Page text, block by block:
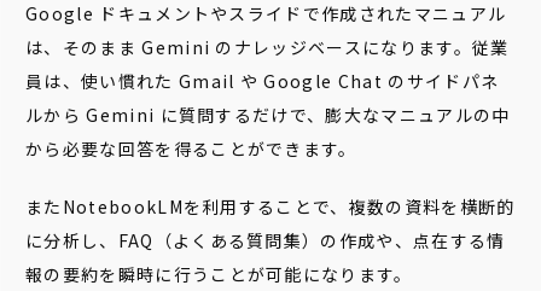
Google ドキュメントやスライドで作成されたマニュアル
は、そのまま Gemini のナレッジベースになります。従業
員は、使い慣れた Gmail や Google Chat のサイドパネ
ルから Gemini に質問するだけで、膨大なマニュアルの中
から必要な回答を得ることができます。
またNotebookLMを利用することで、複数の資料を横断的
に分析し、FAQ（よくある質問集）の作成や、点在する情
報の要約を瞬時に行うことが可能になります。